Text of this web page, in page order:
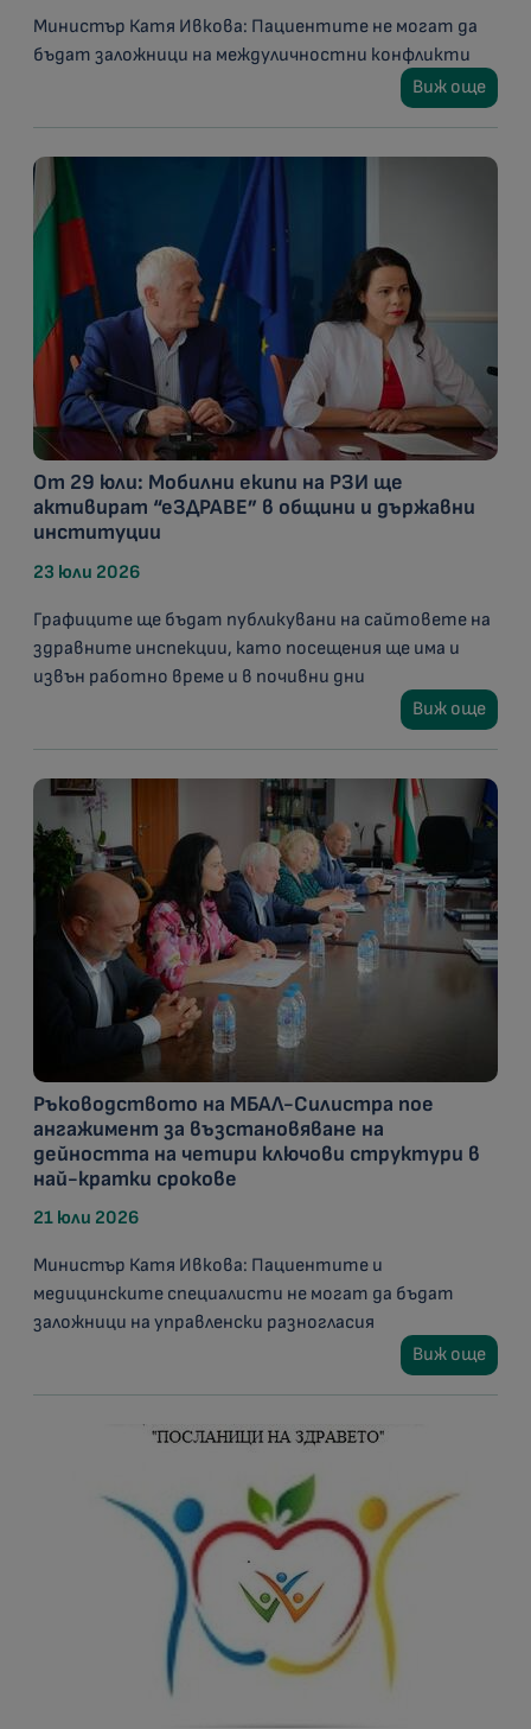
Министър Катя Ивкова: Пациентите не могат да
бъдат заложници на междуличностни конфликти
Виж още
От 29 юли: Мобилни екипи на РЗИ ще
активират “еЗДРАВЕ” в общини и държавни
институции
23 юли 2026
Графиците ще бъдат публикувани на сайтовете на
здравните инспекции, като посещения ще има и
извън работно време и в почивни дни
Виж още
Ръководството на МБАЛ-Силистра пое
ангажимент за възстановяване на
дейността на четири ключови структури в
най-кратки срокове
21 юли 2026
Министър Катя Ивкова: Пациентите и
медицинските специалисти не могат да бъдат
заложници на управленски разногласия
Виж още